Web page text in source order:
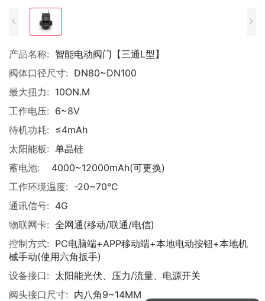
产品名称: 智能电动阀门【三通L型】
阀体口径尺寸: DN80~DN100
最大扭力: 10ON.M
工作电压: 6~8V
待机功耗: ≤4mAh
太阳能板: 单晶硅
蓄电池:
4000~12000mAh(可更换)
工作环境温度: -20~70°C
通讯信号: 4G
物联网卡: 全网通(移动/联通/电信)
控制方式: PC电脑端+APP移动端+本地电动按钮+本地机
械手动(使用六角扳手)
设备接口: 太阳能光伏、压力/流量、电源开关
阀头接口尺寸: 内八角9~14MM